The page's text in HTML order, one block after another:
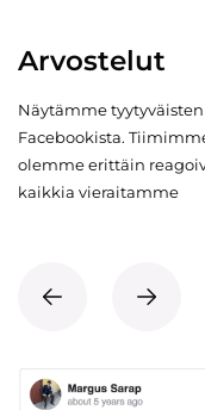
Arvostelut
Näytämme
Facebookista.
olemme erittäin
kaikkia vieraitamme